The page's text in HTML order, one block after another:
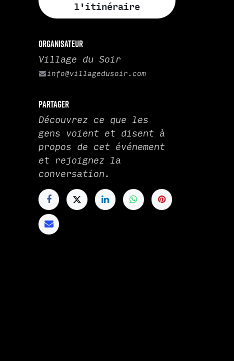
l'itinéraire
Organisateur
Village du Soir
info@villagedusoir.com
Partager
Découvrez ce que les
gens voient et disent à
propos de cet événement
et rejoignez la
conversation.